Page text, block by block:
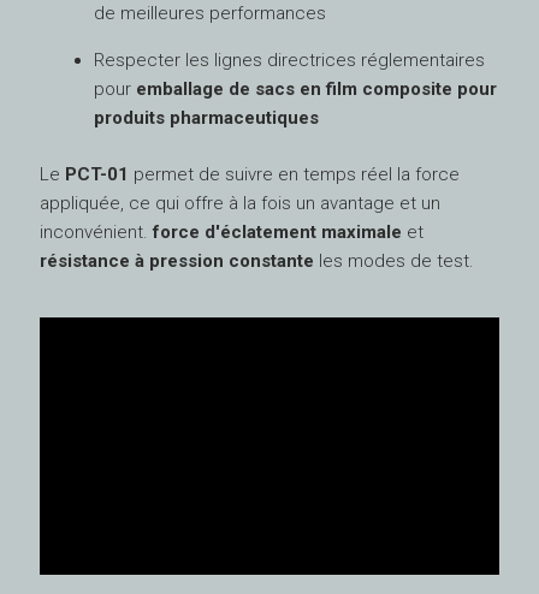
de meilleures performances
Respecter les lignes directrices réglementaires
pour emballage de sacs en film composite pour
produits pharmaceutiques
Le PCT-01 permet de suivre en temps réel la force
appliquée, ce qui offre à la fois un avantage et un
inconvénient.force d'éclatement maximale et
résistance à pression constante les modes de test.